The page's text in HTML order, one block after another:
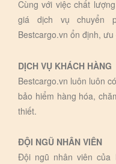
Cùng với việc chất
giá dịch vụ chuyển
Bestcargo.vn ổn định, ưu
DỊCH VỤ KHÁCH HÀNG
Bestcargo.vn luôn luôn
bảo hiểm hàng hóa,
thiết.
ĐỘI NGŨ NHÂN VIÊN
Đội ngũ nhân viên của